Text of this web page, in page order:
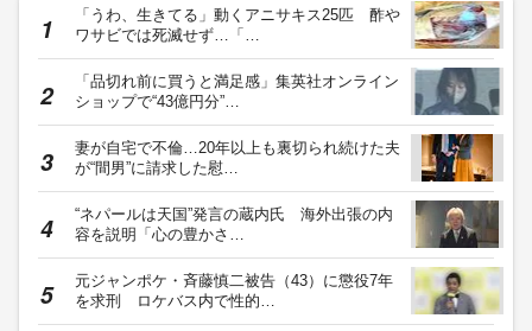
「うわ、生きてる」動くアニサキス25匹 酢や
ワサビでは死滅せず…「…
「品切れ前に買うと満足感」集英社オンライン
ショップで“43億円分”…
妻が自宅で不倫…20年以上も裏切られ続けた夫
が“間男”に請求した慰…
“ネパールは天国”発言の蔵内氏 海外出張の内
容を説明「心の豊かさ…
元ジャンポケ・斉藤慎二被告（43）に懲役7年
を求刑 ロケバス内で性的…